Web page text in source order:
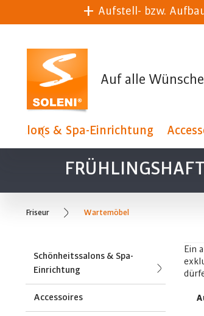
Aufstell- bzw.
Auf alle
& Spa-Einrichtung
Friseur Wartemöbel
Schönheitssalons & Spa-
Einrichtung
Accessoires
Ein